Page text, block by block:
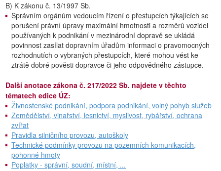
B) K zákonu č. 13/1997 Sb.
Správním orgánům vedoucím řízení o přestupcích týkajících se
porušení právní úpravy maximální hmotnosti a rozměrů vozidel
používaných k podnikání v mezinárodní dopravě se ukládá
povinnost zasílat dopravním úřadům informaci o pravomocných
rozhodnutích o vybraných přestupcích, které mohou vést ke
ztrátě dobré pověsti dopravce či jeho odpovědného zástupce.
Další anotace zákona č. 217/2022 Sb. najdete v těchto
tématech edice ÚZ:
Živnostenské podnikání, podpora podnikání, volný pohyb služeb
Zemědělství, vinařství, lesnictví, myslivost, rybářství, ochrana
zvířat
Pravidla silničního provozu, autoškoly
Technické podmínky provozu na pozemních komunikacích,
pohonné hmoty
Poplatky - správní, soudní, místní, ...